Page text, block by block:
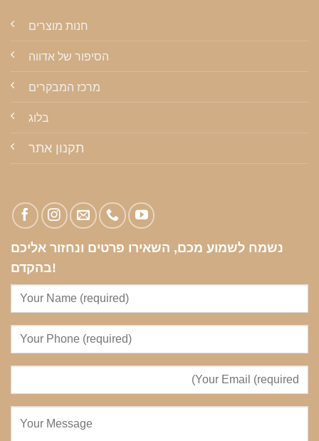
חנות מוצרים
הסיפור של אדווה
מרכז המבקרים
בלוג
תקנון אתר
נשמח לשמוע מכם, השאירו פרטים ונחזור אליכם
בהקדם!